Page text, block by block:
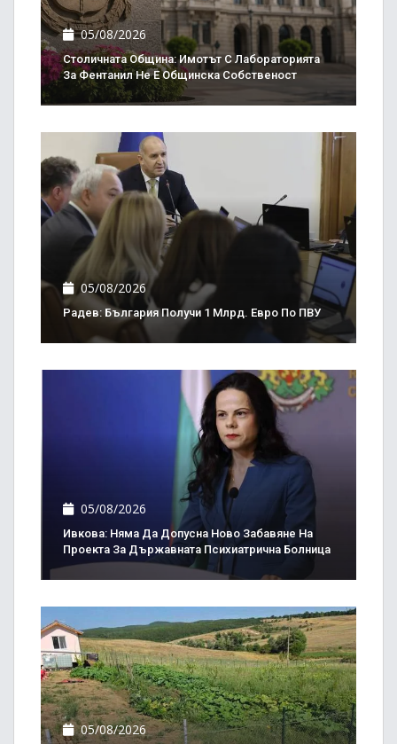
05/08/2026
Столичната Община: Имотът С Лабораторията
За Фентанил Не Е Общинска Собственост
05/08/2026
Радев: България Получи 1 Млрд. Евро По ПВУ
05/08/2026
Ивкова: Няма Да Допусна Ново Забавяне На
Проекта За Държавната Психиатрична Болница
05/08/2026